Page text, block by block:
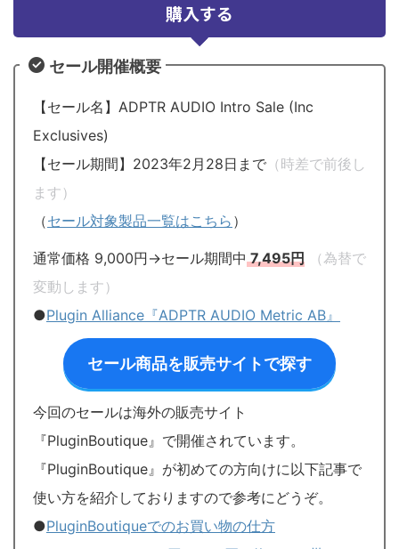
購入する
セール開催概要
【セール名】ADPTR AUDIO Intro Sale (Inc
Exclusives)
【セール期間】2023年2月28日まで （時差で前後し
ます）
（セール対象製品一覧はこちら ）
通常価格 9,000円→セール期間中7,495円
（為替で
変動します）
●Plugin Alliance『ADPTR AUDIO Metric AB』
セール商品を販売サイトで探す
今回のセールは海外の販売サイト
『PluginBoutique』で開催されています。
『PluginBoutique』が初めての方向けに以下記事で
使い方を紹介しておりますので参考にどうぞ。
●PluginBoutiqueでのお買い物の仕方